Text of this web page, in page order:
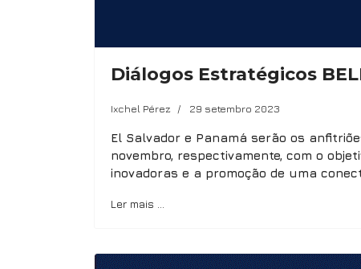
Diálogos Estratégicos
Ixchel Pérez 29 setembro 2023
El Salvador e Panamá serão os
novembro, respectivamente, com o
inovadoras e a promoção de uma
Ler mais …